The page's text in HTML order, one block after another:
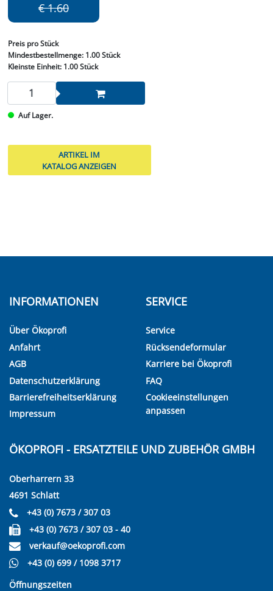
€ 1.60
Preis pro Stück
Mindestbestellmenge: 1.00 Stück
Kleinste Einheit:1.00 Stück
Auf Lager.
ARTIKEL IM
KATALOG ANZEIGEN
INFORMATIONEN
Über Ökoprofi
Anfahrt
AGB
Datenschutzerklärung
Barrierefreiheitserklärung
Impressum
SERVICE
Service
Rücksendeformular
Karriere bei Ökoprofi
FAQ
Cookieeinstellungen
anpassen
ÖKOPROFI - ERSATZTEILE UND ZUBEHÖR GMBH
Oberharrern 33
4691 Schlatt
+43 (0) 7673 / 307 03
+43 (0) 7673 / 307 03 - 40
verkauf@oekoprofi.com
+43 (0) 699 / 1098 3717
Öffnungszeiten